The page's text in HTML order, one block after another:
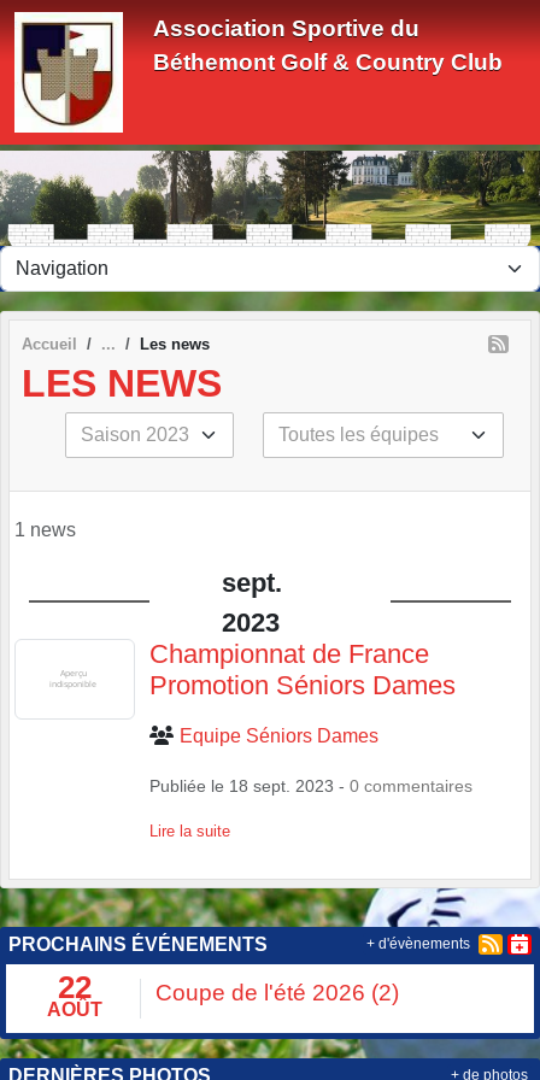
Association Sportive du
Béthemont Golf & Country Club
Accueil Les news
LES NEWS
1 news
sept.
2023
Championnat de France
Promotion Séniors Dames
Equipe Séniors Dames
Publiée le 18 sept. 2023 - 0 commentaires
Lire la suite
PROCHAINS ÉVÉNEMENTS
22
AOÛT
Coupe de l'été 2026 (2)
+ d'évènements
+ de photos
Panneau de gestion des cookies